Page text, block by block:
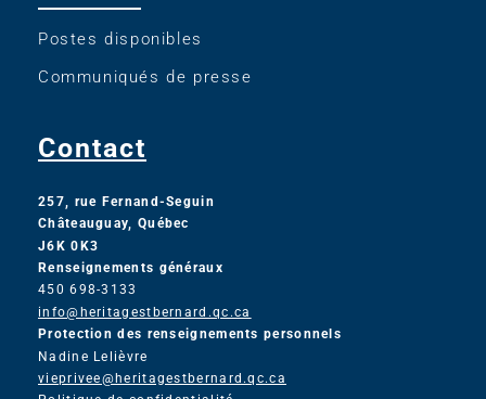
Postes disponibles
Communiqués de presse
Contact
257, rue Fernand-Seguin
Châteauguay, Québec
J6K 0K3
Renseignements généraux
450 698-3133
info@heritagestbernard.qc.ca
Protection des renseignements personnels
Nadine Lelièvre
vieprivee@heritagestbernard.qc.ca